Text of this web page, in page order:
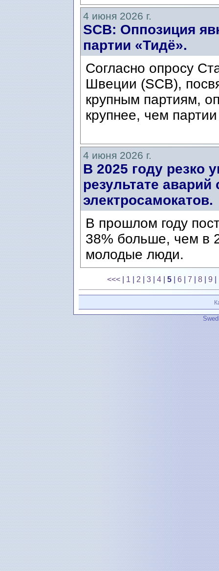
4 июня 2026 г.
SCB: Оппозиция
партии «Тидё».
Согласно опросу
Швеции (SCB),
крупным партиям,
крупнее, чем
4 июня 2026 г.
В 2025 году резко
результате аварий
электросамокатов.
В прошлом году
38% больше, чем в
молодые люди.
<<< 1 2 |3 |4 |5 |6 |7 |8 |9